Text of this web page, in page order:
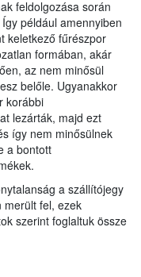
feldolgozása során
például amennyiben
keletkező fűrészpor
formában, akár
az nem minősül
belőle. Ugyanakkor
korábbi
lezárták, majd ezt
így nem minősülnek
a bontott
a szállítójegy
merült fel, ezek
szerint foglaltuk össze